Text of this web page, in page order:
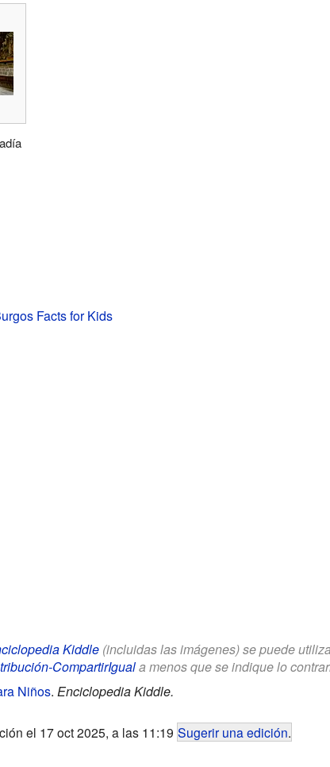
Facts for Kids
Kiddle(incluidas las imágenes) se puede
CompartirIguala menos que se indique lo
Niños. Enciclopedia Kiddle.
el 17 oct 2025, a las 11:19 Sugerir una edición.